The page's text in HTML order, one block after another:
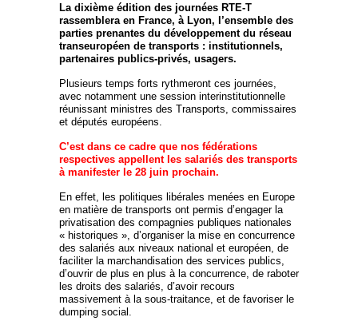
La dixième édition des journées RTE-T
rassemblera en France, à Lyon, l’ensemble des
parties prenantes du développement du réseau
transeuropéen de transports : institutionnels,
partenaires publics-privés, usagers.
Plusieurs temps forts rythmeront ces journées,
avec notamment une session interinstitutionnelle
réunissant ministres des Transports, commissaires
et députés européens.
C’est dans ce cadre que nos fédérations
respectives appellent les salariés des transports
à manifester le 28 juin prochain.
En effet, les politiques libérales menées en Europe
en matière de transports ont permis d’engager la
privatisation des compagnies publiques nationales
« historiques », d’organiser la mise en concurrence
des salariés aux niveaux national et européen, de
faciliter la marchandisation des services publics,
d’ouvrir de plus en plus à la concurrence, de raboter
les droits des salariés, d’avoir recours
massivement à la sous-traitance, et de favoriser le
dumping social.